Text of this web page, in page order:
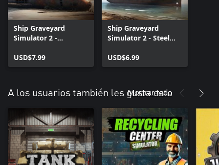
Ship Graveyard
Simulator 2 -
USD$7.99
Ship Graveyard
Simulator 2 - Steel
USD$6.99
A los usuarios también les gusta esto
Mostrar todo